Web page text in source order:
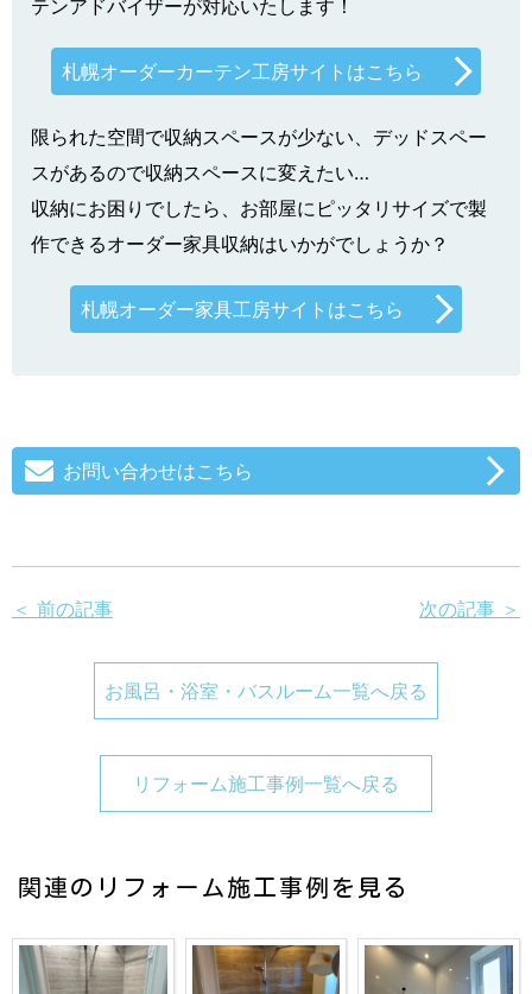
テンアドバイザーが対応いたします！
札幌オーダーカーテン工房サイトはこちら
限られた空間で収納スペースが少ない、デッドスペー
スがあるので収納スペースに変えたい…
収納にお困りでしたら、お部屋にピッタリサイズで製
作できるオーダー家具収納はいかがでしょうか？
札幌オーダー家具工房サイトはこちら
お問い合わせはこちら
＜ 前の記事 次の記事 ＞
お風呂・浴室・バスルーム一覧へ戻る
リフォーム施工事例一覧へ戻る
関連のリフォーム施工事例を見る